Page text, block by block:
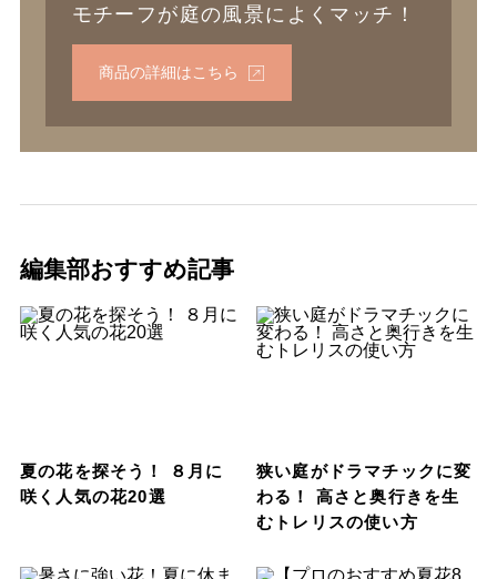
モチーフが庭の風景によくマッチ！
商品の詳細はこちら
編集部おすすめ記事
夏の花を探そう！ ８月に
咲く人気の花20選
狭い庭がドラマチックに変
わる！ 高さと奥行きを生
むトレリスの使い方